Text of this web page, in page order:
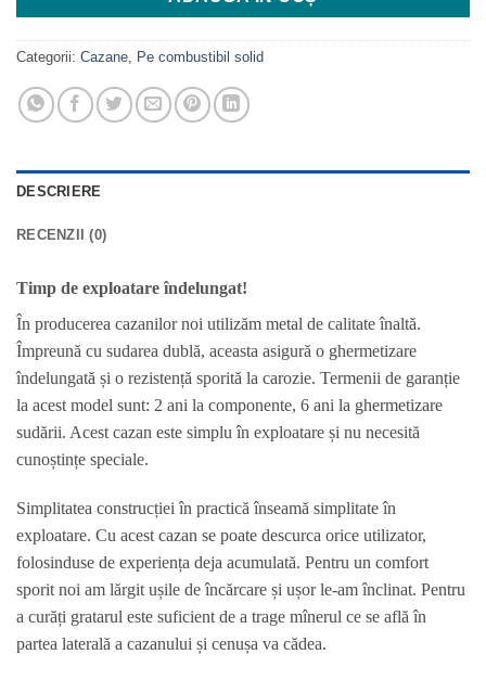
Categorii: Cazane Pe combustibil solid
DESCRIERE
RECENZII (0)
Timp de exploatare îndelungat!
În producerea cazanilor noi utilizăm metal de calitate înaltă.
Împreună cu sudarea dublă, aceasta asigură o ghermetizare
îndelungată și o rezistență sporită la carozie. Termenii de garanție
la acest model sunt: 2 ani la componente, 6 ani la ghermetizare
sudării. Acest cazan este simplu în exploatare și nu necesită
cunoștințe speciale.
Simplitatea construcției în practică înseamă simplitate în
exploatare. Cu acest cazan se poate descurca orice utilizator,
folosinduse de experiența deja acumulată. Pentru un comfort
sporit noi am lărgit ușile de încărcare și ușor le-am înclinat. Pentru
a curăți gratarul este suficient de a trage mînerul ce se află în
partea laterală a cazanului și cenușa va cădea.